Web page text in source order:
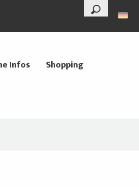
--°
Suche
Infos Shopping